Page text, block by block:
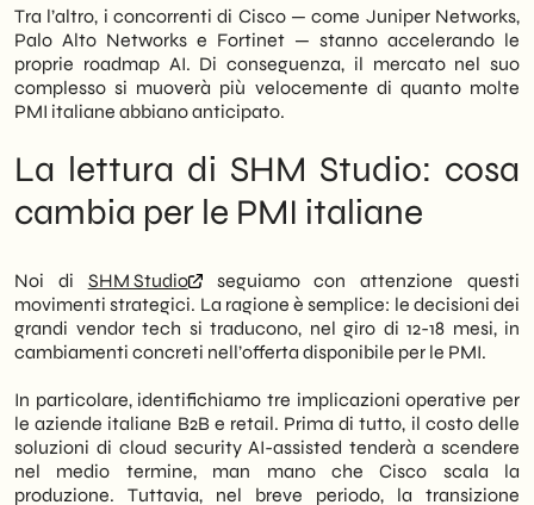
Tra l’altro, i concorrenti di Cisco — come Juniper Networks,
Palo Alto Networks e Fortinet — stanno accelerando le
proprie roadmap AI. Di conseguenza, il mercato nel suo
complesso si muoverà più velocemente di quanto molte
PMI italiane abbiano anticipato.
La lettura di SHM Studio: cosa
cambia per le PMI italiane
Noi di SHM Studio
seguiamo con attenzione questi
movimenti strategici. La ragione è semplice: le decisioni dei
grandi vendor tech si traducono, nel giro di 12-18 mesi, in
cambiamenti concreti nell’offerta disponibile per le PMI.
In particolare, identifichiamo tre implicazioni operative per
le aziende italiane B2B e retail. Prima di tutto, il costo delle
soluzioni di cloud security AI-assisted tenderà a scendere
nel medio termine, man mano che Cisco scala la
produzione. Tuttavia, nel breve periodo, la transizione